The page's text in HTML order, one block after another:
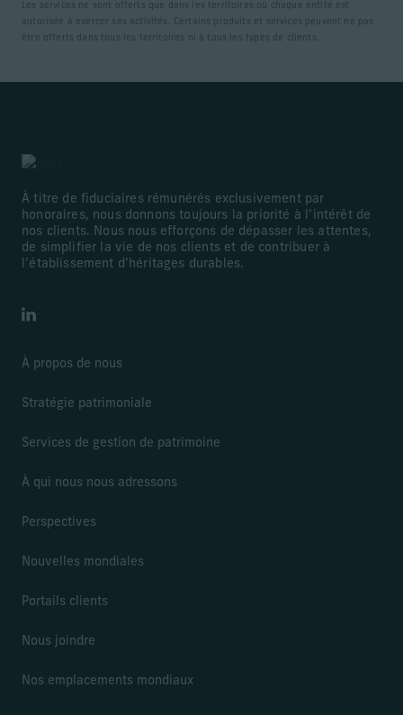
Les services ne sont offerts que dans les territoires où chaque entité est
autorisée à exercer ses activités. Certains produits et services peuvent ne pas
être offerts dans tous les territoires ni à tous les types de clients.
À titre de fiduciaires rémunérés exclusivement par
honoraires, nous donnons toujours la priorité à l’intérêt de
nos clients. Nous nous efforçons de dépasser les attentes,
de simplifier la vie de nos clients et de contribuer à
l’établissement d’héritages durables.
LinkedIn
À propos de nous
Stratégie patrimoniale
Services de gestion de patrimoine
À qui nous nous adressons
Perspectives
Nouvelles mondiales
Portails clients
Nous joindre
Nos emplacements mondiaux